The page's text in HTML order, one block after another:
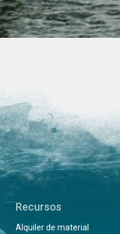
Recursos
Alquiler de material